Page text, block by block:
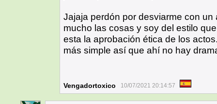
Jajaja perdón por desviarme con
mucho las cosas y soy del estilo
esta la aprobación ética de los
más simple así que ahí no hay
Vengadortoxico 10/07/2021 20:14:57